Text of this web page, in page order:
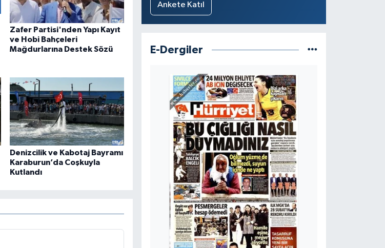
Zafer Partisi'nden Yapı Kayıt
ve Hobi Bahçeleri
Mağdurlarına Destek Sözü
Denizcilik ve Kabotaj Bayramı
Karaburun’da Coşkuyla
Kutlandı
Ankete Katıl
E-Dergiler